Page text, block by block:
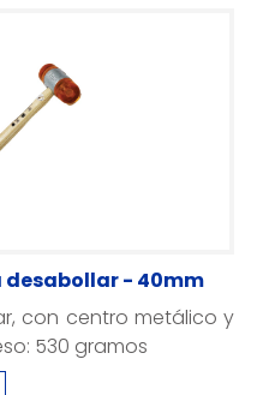
- 40mm
con centro metálico y
530 gramos